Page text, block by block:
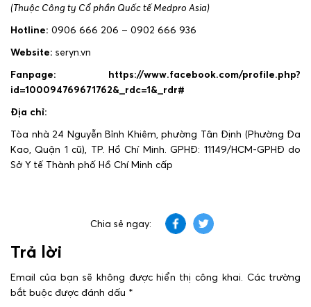
(Thuộc Công ty Cổ phần Quốc tế Medpro Asia)
Hotline: 0906 666 206 – 0902 666 936
Website: seryn.vn
Fanpage: https://www.facebook.com/profile.php?
id=100094769671762&_rdc=1&_rdr#
Địa chỉ:
Tòa nhà 24 Nguyễn Bỉnh Khiêm, phường Tân Định (Phường Đa
Kao, Quận 1 cũ), TP. Hồ Chí Minh. GPHĐ: 11149/HCM-GPHĐ do
Sở Y tế Thành phố Hồ Chí Minh cấp
Chia sẻ ngay:
Trả lời
Email của bạn sẽ không được hiển thị công khai. Các trường
bắt buộc được đánh dấu *